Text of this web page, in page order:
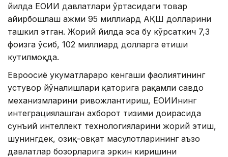
йилда ЕОИИ давлатлари ўртасидаги товар
айирбошлаш ҳажми 95 миллиард АҚШ долларини
ташкил этган. Жорий йилда эса бу кўрсаткич 7,3
фоизга ўсиб, 102 миллиард долларга етиши
кутилмоқда.
Евроосиё ҳукуматлараро кенгаши фаолиятининг
устувор йўналишлари қаторига рақамли савдо
механизмларини ривожлантириш, ЕОИИнинг
интеграциялашган ахборот тизими доирасида
сунъий интеллект технологияларини жорий этиш,
шунингдек, озиқ-овқат маҳсулотларининг аъзо
давлатлар бозорларига эркин киришини